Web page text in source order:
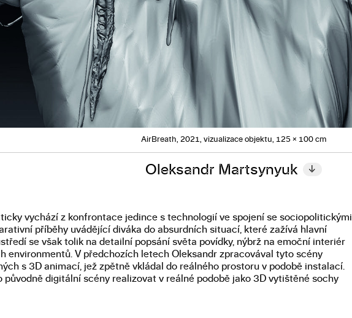
Oleksandr Martsynyuk ↓
AirBreath, 2021, vizualizace objektu, 125 × 100 cm
vychází z konfrontace jedince s technologií ve spojení se sociopolitickými
příběhy uvádějící diváka do absurdních situací, které zažívá hlavní
se však tolik na detailní popsání světa povídky, nýbrž na emoční interiér
environmentů. V předchozích letech Oleksandr zpracovával tyto scény
s 3D animací, jež zpětně vkládal do reálného prostoru v podobě instalací.
původně digitální scény realizovat v reálné podobě jako 3D vytištěné sochy